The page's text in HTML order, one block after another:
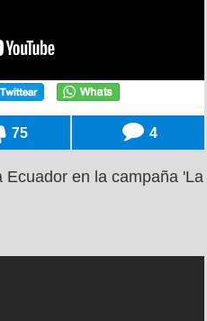
75 4
en la campaña 'La